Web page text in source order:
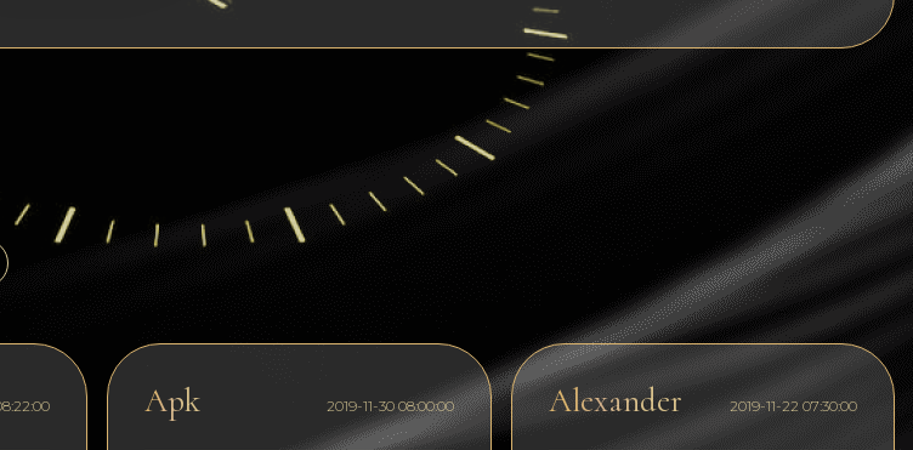
Notcoin (NOT)
BNB BEP20
Solana
Polygon (POL)
Ethereum classic (ETC)
Apk 2019-11-30 08:00:00 Alexander 2019-11-22 07:30:00